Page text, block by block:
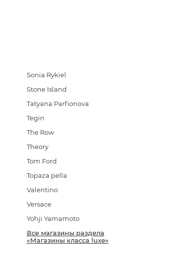
Sonia Rykiel
Stone Island
Tatyana Parfionova
Tegin
The Row
Theory
Tom Ford
Topaza pella
Valentino
Versace
Yohji Yamamoto
Все магазины раздела
«Магазины класса luxe»